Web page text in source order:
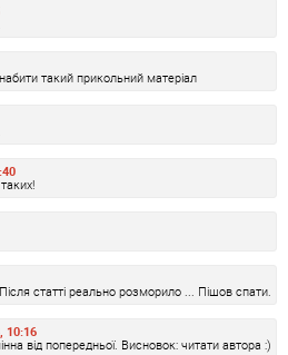
такий прикольний матеріал
статті реально розморило ... Пішов спати.
10:16
від попередньої. Висновок: читати автора :)